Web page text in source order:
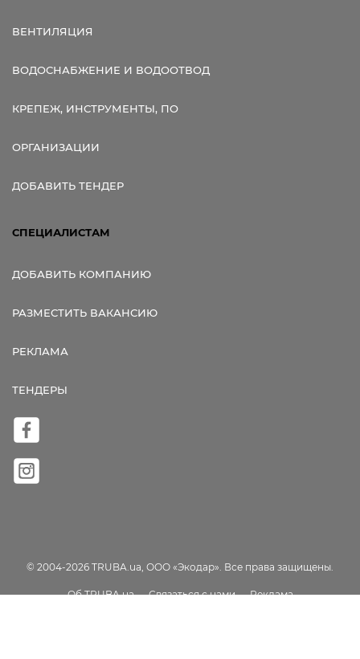
ВЕНТИЛЯЦИЯ
ВОДОСНАБЖЕНИЕ И ВОДООТВОД
КРЕПЕЖ, ИНСТРУМЕНТЫ, ПО
ОРГАНИЗАЦИИ
ДОБАВИТЬ ТЕНДЕР
СПЕЦИАЛИСТАМ
ДОБАВИТЬ КОМПАНИЮ
РАЗМЕСТИТЬ ВАКАНСИЮ
РЕКЛАМА
ТЕНДЕРЫ
© 2004-2026 TRUBA.ua, ООО «Экодар». Все права защищены.
Об TRUBA.ua Связаться с нами Реклама